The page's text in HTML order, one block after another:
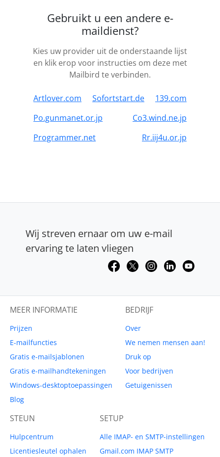
Gebruikt u een andere e-
maildienst?
Kies uw provider uit de onderstaande lijst
en klik erop voor instructies om deze met
Mailbird te verbinden.
Artlover.com Sofortstart.de
139.com
Po.gunmanet.or.jp
Co3.wind.ne.jp
Programmer.net
Rr.iij4u.or.jp
Wij streven ernaar om uw e-mail
ervaring te laten vliegen
MEER INFORMATIE
Prijzen
E-mailfuncties
Gratis e-mailsjablonen
Gratis e-mailhandtekeningen
Windows-desktoptoepassingen
Blog
BEDRIJF
Over
We nemen mensen aan!
Druk op
Voor bedrijven
Getuigenissen
STEUN
Hulpcentrum
Licentiesleutel ophalen
SETUP
Alle IMAP- en SMTP-instellingen
Gmail.com IMAP SMTP